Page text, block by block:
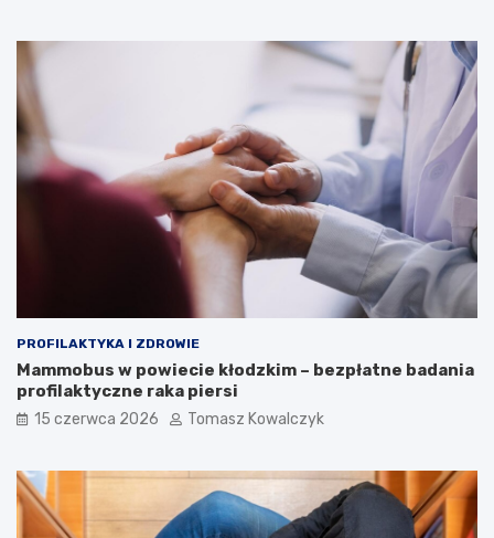
PROFILAKTYKA I ZDROWIE
Mammobus w powiecie kłodzkim – bezpłatne badania
profilaktyczne raka piersi
15 czerwca 2026 Tomasz Kowalczyk